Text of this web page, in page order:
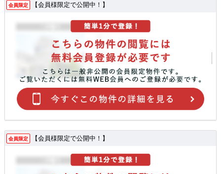
会員限定 【会員様限定で公開中！】
会員限定 【会員様限定で公開中！】